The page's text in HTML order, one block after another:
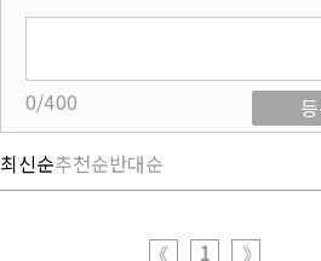
0/400
최신순추천순반대순
《 1 》